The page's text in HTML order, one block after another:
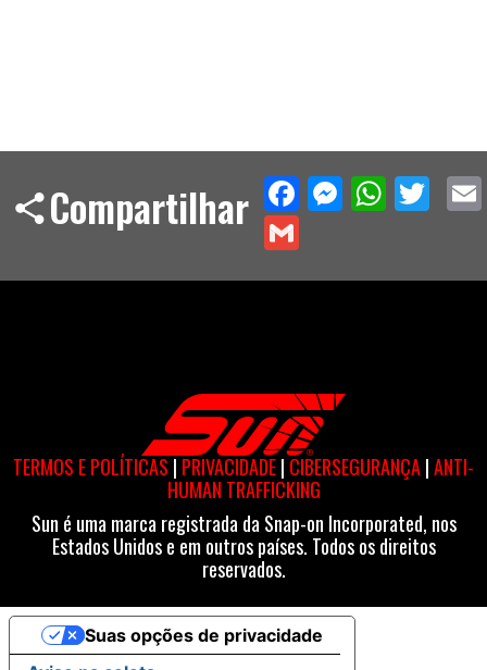
Compartilhar Facebook
TERMOS E POLÍTICAS | PRIVACIDADE| CIBERSEGURANÇA|ANTI-
HUMAN TRAFFICKING
Sun é uma marca registrada da Snap-on Incorporated, nos
Estados Unidos e em outros países. Todos os direitos
reservados.
Suas opções de privacidade